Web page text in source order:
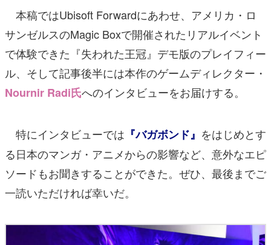
本稿ではUbisoft Forwardにあわせ、アメリカ・ロ
サンゼルスのMagic Boxで開催されたリアルイベント
で体験できた『失われた王冠』デモ版のプレイフィー
ル、そして記事後半には本作のゲームディレクター・
Nournir Radi氏へのインタビューをお届けする。
特にインタビューでは 『バガボンド』 をはじめとす
る日本のマンガ・アニメからの影響など、意外なエピ
ソードもお聞きすることができた。ぜひ、最後までご
一読いただければ幸いだ。